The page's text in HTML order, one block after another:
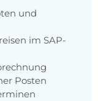
und
im SAP-
Posten